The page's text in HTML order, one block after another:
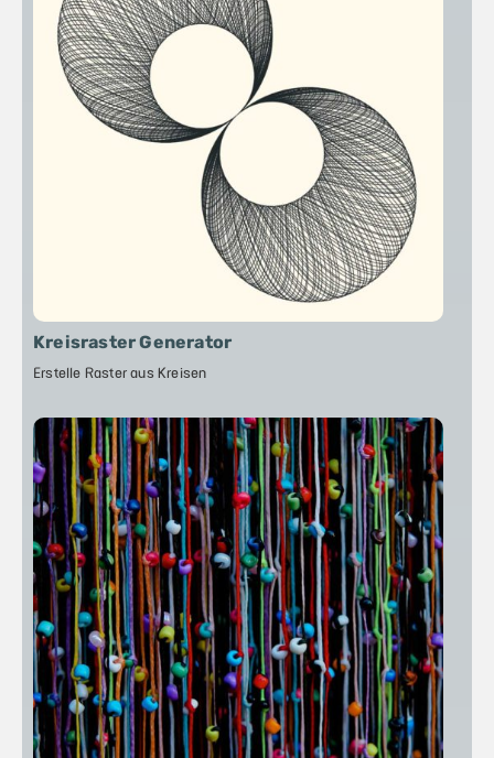
Kreisraster Generator
Erstelle Raster aus Kreisen